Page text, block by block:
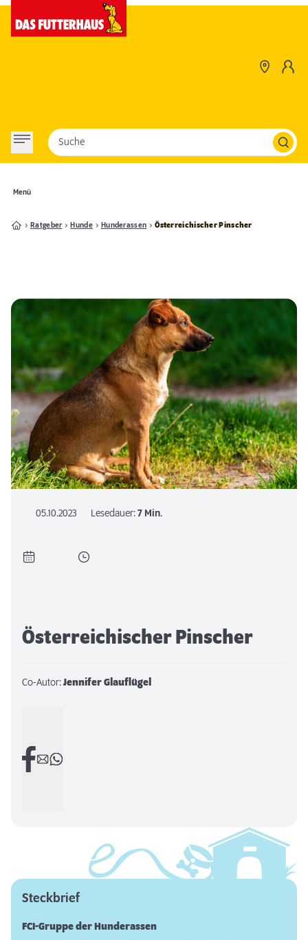
Menü
Suche
Ratgeber Hunde Hunderassen Österreichischer Pinscher
05.10.2023 Lesedauer:7 Min.
Österreichischer Pinscher
Co-Autor:Jennifer Glauflügel
Steckbrief
FCI-Gruppe der Hunderassen